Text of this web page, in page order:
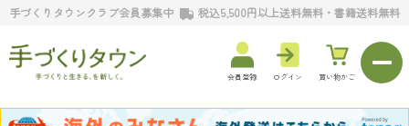
手づくりタウンクラブ会員募集中 税込5,500円以上送料無料・書籍送料無料
会員登録 ログイン 買い物かご